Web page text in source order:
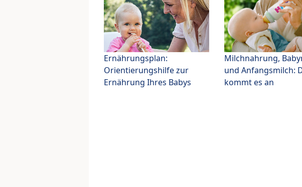
Ernährungsplan:
Orientierungshilfe zur
Ernährung Ihres Babys
Milchnahrung,
und Anfangsmilch:
kommt es an